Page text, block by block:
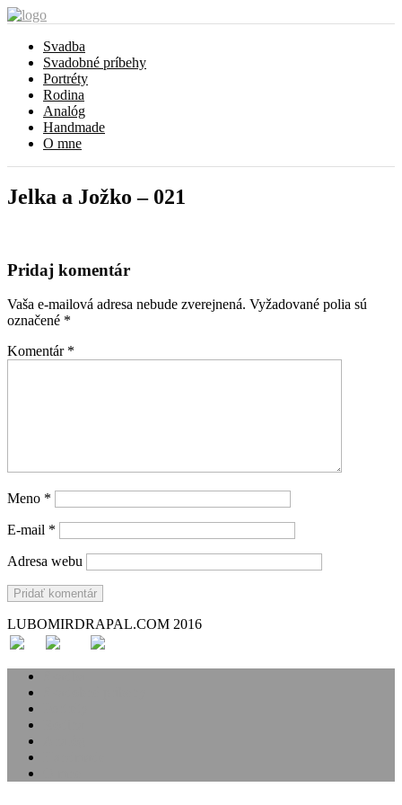
Svadba
Svadobné príbehy
Portréty
Rodina
Analóg
Handmade
O mne
Jelka a Jožko – 021
Pridaj komentár
Vaša e-mailová adresa nebude zverejnená. Vyžadované polia sú
označené *
Komentár *
Meno *
E-mail *
Adresa webu
LUBOMIRDRAPAL.COM 2016